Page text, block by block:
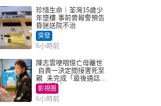
珍惜生命｜荃灣15歲少
年墮樓 事前曾報警預告
昏迷送院不治
突發
6小時前
陳志雲哽咽憶亡母離世
自責一決定間接害死至
親 未完成「最後通話」
一生遺憾
影視圈
6小時前